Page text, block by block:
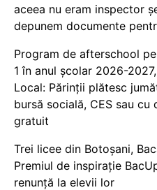
aceea nu eram inspector
depunem documente
Program de afterschool
1 în anul școlar 2026-
Local: Părinții plătesc
bursă socială, CES sau
gratuit
Trei licee din Botoșani,
Premiul de inspirație
renunță la elevii lor